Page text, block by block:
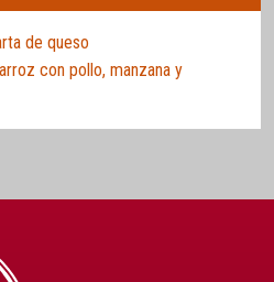
de queso
con pollo, manzana y